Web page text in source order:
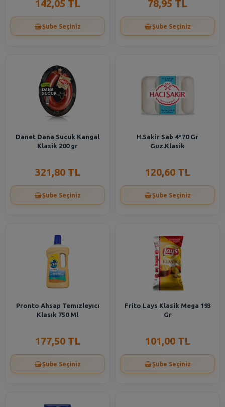
142,05 TL
Şube Seçiniz
78,95 TL
Şube Seçiniz
Danet Dana Sucuk Kangal
Klasik 200 gr
321,80 TL
Şube Seçiniz
H.Sakir Sab 4*70 Gr
Guz.Klasik
120,60 TL
Şube Seçiniz
Pronto Ahsap Temızleyıcı
Klasık 750 Ml
177,50 TL
Şube Seçiniz
Frito Lays Klasik Mega 193
Gr
101,00 TL
Şube Seçiniz